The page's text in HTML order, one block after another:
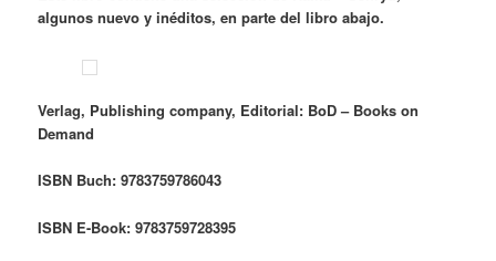
algunos nuevo y inéditos, en parte del libro abajo.
Verlag, Publishing company, Editorial: BoD – Books on
Demand
ISBN Buch: 9783759786043
ISBN E-Book: 9783759728395